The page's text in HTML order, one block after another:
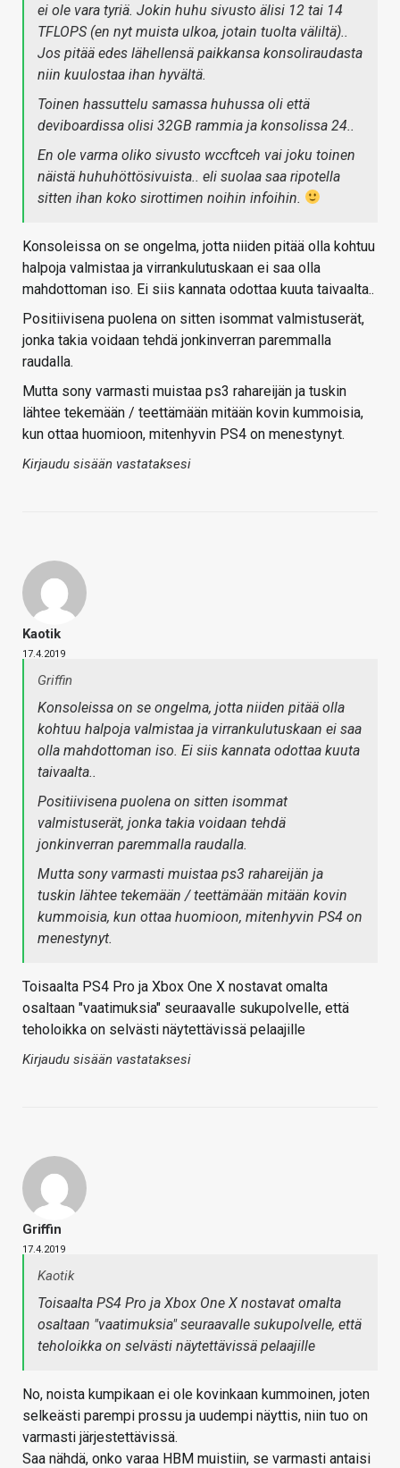
ei ole vara tyriä. Jokin huhu sivusto älisi 12 tai 14
TFLOPS (en nyt muista ulkoa, jotain tuolta väliltä)..
Jos pitää edes lähellensä paikkansa konsoliraudasta
niin kuulostaa ihan hyvältä.
Toinen hassuttelu samassa huhussa oli että
deviboardissa olisi 32GB rammia ja konsolissa 24..
En ole varma oliko sivusto wccftceh vai joku toinen
näistä huhuhöttösivuista.. eli suolaa saa ripotella
sitten ihan koko sirottimen noihin infoihin.
Konsoleissa on se ongelma, jotta niiden pitää olla kohtuu
halpoja valmistaa ja virrankulutuskaan ei saa olla
mahdottoman iso. Ei siis kannata odottaa kuuta taivaalta..
Positiivisena puolena on sitten isommat valmistuserät,
jonka takia voidaan tehdä jonkinverran paremmalla
raudalla.
Mutta sony varmasti muistaa ps3 rahareijän ja tuskin
lähtee tekemään / teettämään mitään kovin kummoisia,
kun ottaa huomioon, mitenhyvin PS4 on menestynyt.
Kirjaudu sisään vastataksesi
Kaotik
17.4.2019
Griffin
Konsoleissa on se ongelma, jotta niiden pitää olla
kohtuu halpoja valmistaa ja virrankulutuskaan ei saa
olla mahdottoman iso. Ei siis kannata odottaa kuuta
taivaalta..
Positiivisena puolena on sitten isommat
valmistuserät, jonka takia voidaan tehdä
jonkinverran paremmalla raudalla.
Mutta sony varmasti muistaa ps3 rahareijän ja
tuskin lähtee tekemään / teettämään mitään kovin
kummoisia, kun ottaa huomioon, mitenhyvin PS4 on
menestynyt.
Toisaalta PS4 Pro ja Xbox One X nostavat omalta
osaltaan "vaatimuksia" seuraavalle sukupolvelle, että
teholoikka on selvästi näytettävissä pelaajille
Kirjaudu sisään vastataksesi
Griffin
17.4.2019
Kaotik
Toisaalta PS4 Pro ja Xbox One X nostavat omalta
osaltaan "vaatimuksia" seuraavalle sukupolvelle, että
teholoikka on selvästi näytettävissä pelaajille
No, noista kumpikaan ei ole kovinkaan kummoinen, joten
selkeästi parempi prossu ja uudempi näyttis, niin tuo on
varmasti järjestettävissä.
Saa nähdä, onko varaa HBM muistiin, se varmasti antaisi